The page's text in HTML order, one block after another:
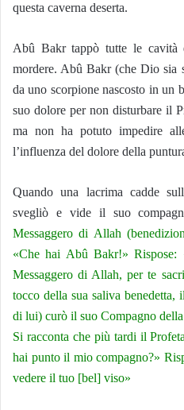
questa caverna deserta.
Abû Bakr tappò tutte le
mordere. Abû Bakr (che Dio sia
da uno scorpione nascosto in un
suo dolore per non disturbare il
ma non ha potuto impedire
l’influenza del dolore della
Quando una lacrima cadde
svegliò e vide il suo
Messaggero di Allah
«Che hai Abû Bakr!» Rispose:
Messaggero di Allah, per te
tocco della sua saliva benedetta,
di lui) curò il suo Compagno
Si racconta che più tardi il
hai punto il mio compagno?»
vedere il tuo [bel] viso»